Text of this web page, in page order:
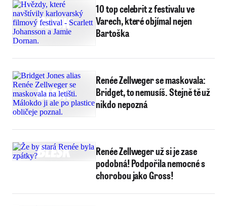
10 top celebrit z festivalu ve
Varech, které objímal nejen
Bartoška
Renée Zellweger se maskovala:
Bridget, to nemusíš. Stejně tě už
nikdo nepozná
Renée Zellweger už si je zase
podobná! Podpořila nemocné s
chorobou jako Gross!